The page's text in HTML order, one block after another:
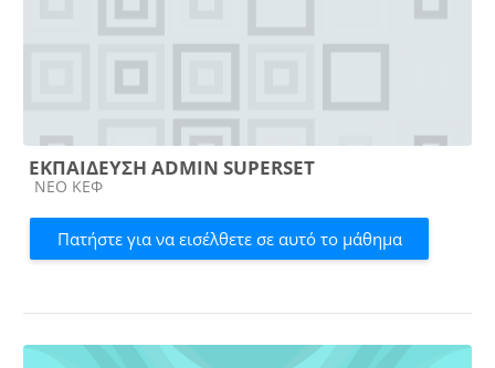
ΕΚΠΑΙΔΕΥΣΗ ADMIN SUPERSET
Κατηγορία μαθήματος
ΝΕΟ ΚΕΦ
Πατήστε για να εισέλθετε σε αυτό το μάθημα